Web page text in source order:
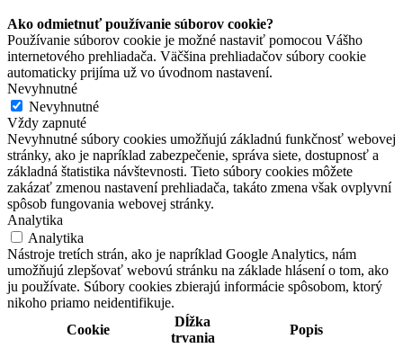
Ako odmietnuť používanie súborov cookie?
Používanie súborov cookie je možné nastaviť pomocou Vášho
internetového prehliadača. Väčšina prehliadačov súbory cookie
automaticky prijíma už vo úvodnom nastavení.
Nevyhnutné
Nevyhnutné
Vždy zapnuté
Nevyhnutné súbory cookies umožňujú základnú funkčnosť webovej
stránky, ako je napríklad zabezpečenie, správa siete, dostupnosť a
základná štatistika návštevnosti. Tieto súbory cookies môžete
zakázať zmenou nastavení prehliadača, takáto zmena však ovplyvní
spôsob fungovania webovej stránky.
Analytika
Analytika
Nástroje tretích strán, ako je napríklad Google Analytics, nám
umožňujú zlepšovať webovú stránku na základe hlásení o tom, ako
ju používate. Súbory cookies zbierajú informácie spôsobom, ktorý
nikoho priamo neidentifikuje.
Cookie
Dĺžka
trvania
Popis